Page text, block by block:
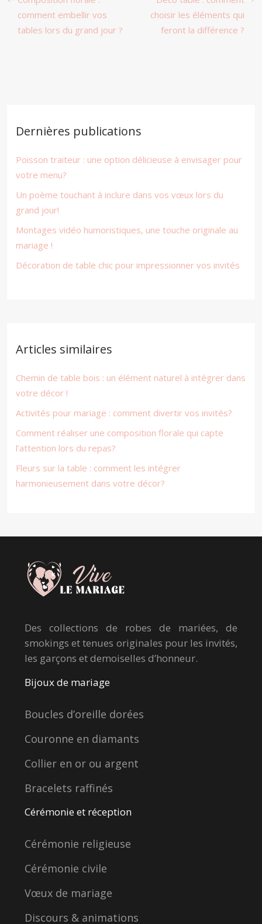
comment embellir vos
tables lors du grand jour ?
choisir les éléments qui
feront la différence ?
Dernières publications
Poisson traiteur : une option délicieuse à envisager pour
votre menu?
Un poème touchant à inclure dans vos vœux lors du
grand jour!
Montages vidéo humoristiques, une touche originale au
mariage !
Décoration de table chic pour impressionner vos invités
Articles similaires
Chemin de table bois : un élément naturel à intégrer dans
votre décor !
Activités pour mariage : comment divertir vos invités?
Comment réaliser une composition florale qui capte
l’attention lors du repas?
Fleurs sur la table : comment les intégrer
harmonieusement dans votre décor?
Des collections de robes de mariées, de
smokings et tenues originales pour les invités,
les garçons et demoiselles d’honneur.
Bijoux de mariage
Boucles d’oreille dorées
Couronne en diamants
Collier en or ou argent
Bracelets raffinés
Cérémonie et réception
Cérémonie religieuse
Cérémonie civile
Vœux de mariage
Discours & animations